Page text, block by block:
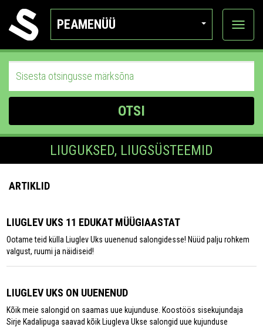
PEAMENÜÜ
Ava
OTSI
LIUGUKSED, LIUGSÜSTEEMID
ARTIKLID
LIUGLEV UKS 11 EDUKAT MÜÜGIAASTAT
Ootame teid külla Liuglev Uks uuenenud salongidesse! Nüüd palju rohkem
valgust, ruumi ja näidiseid!
LIUGLEV UKS ON UUENENUD
Kõik meie salongid on saamas uue kujunduse. Koostöös sisekujundaja
Sirje Kadalipuga saavad kõik Liugleva Ukse salongid uue kujunduse